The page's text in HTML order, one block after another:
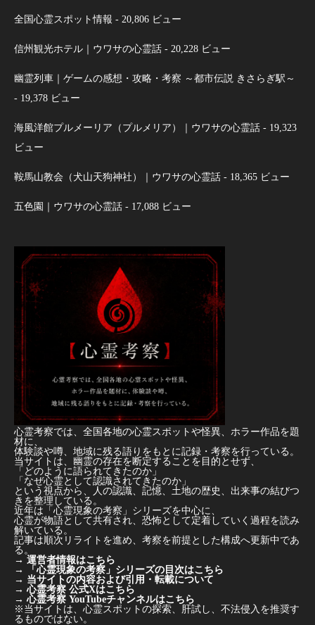
全国心霊スポット情報 - 20,806 ビュー
信州観光ホテル｜ウワサの心霊話 - 20,228 ビュー
幽霊列車｜ゲームの感想・攻略・考察 ～都市伝説 きさらぎ駅～
- 19,378 ビュー
海風洋館プルメーリア（プルメリア）｜ウワサの心霊話 - 19,323
ビュー
鞍馬山教会（犬山天狗神社）｜ウワサの心霊話 - 18,365 ビュー
五色園｜ウワサの心霊話 - 17,088 ビュー
心霊考察では、全国各地の心霊スポットや怪異、ホラー作品を題
材に、
体験談や噂、地域に残る語りをもとに記録・考察を行っている。
当サイトは、幽霊の存在を断定することを目的とせず、
「どのように語られてきたのか」
「なぜ心霊として認識されてきたのか」
という視点から、人の認識、記憶、土地の歴史、出来事の結びつ
きを整理している。
近年は「心霊現象の考察」シリーズを中心に、
心霊が物語として共有され、恐怖として定着していく過程を読み
解いている。
記事は順次リライトを進め、考察を前提とした構成へ更新中であ
る。
→ 運営者情報はこちら
→
「心霊現象の考察」シリーズの目次はこちら
→ 当サイトの内容および引用・転載について
→ 心霊考察 公式Xはこちら
→ 心霊考察 YouTubeチャンネルはこちら
※当サイトは、心霊スポットの探索、肝試し、不法侵入を推奨す
るものではない。